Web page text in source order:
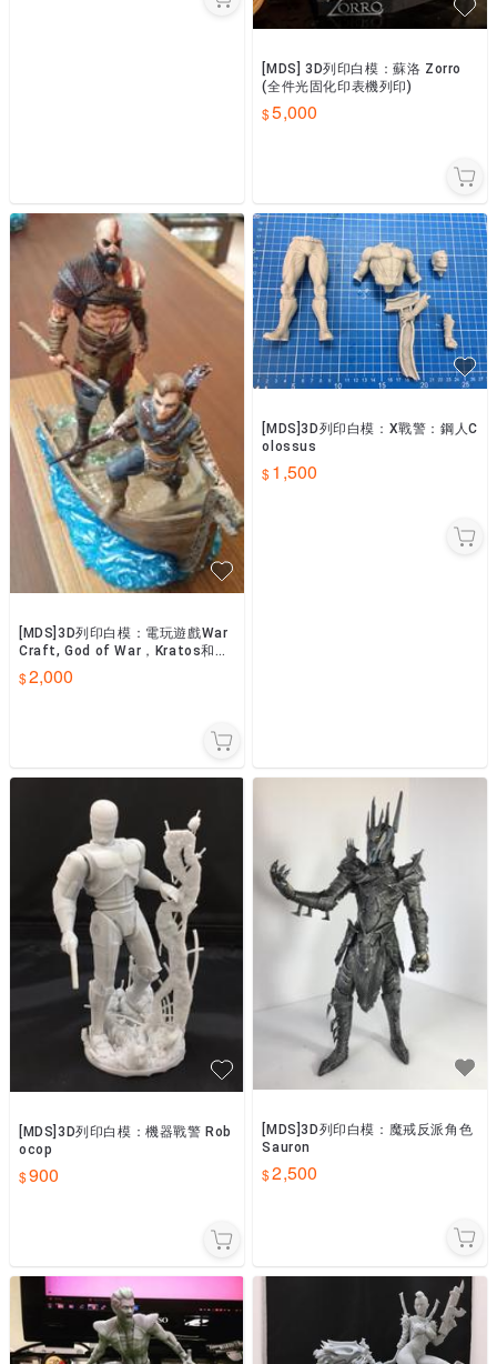
[MDS] 3D列印白模：蘇洛 Zorro
(全件光固化印表機列印)
5,000
[MDS]3D列印白模：電玩遊戲War
Craft, God of War，Kratos和兒
子Artius，3D列印
2,000
[MDS]3D列印白模：X戰警：鋼人C
olossus
1,500
[MDS]3D列印白模：機器戰警 Rob
ocop
900
[MDS]3D列印白模：魔戒反派角色
Sauron
2,500